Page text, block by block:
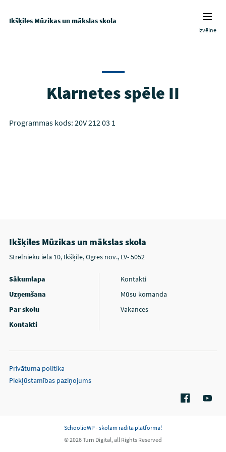
Ikšķiles Mūzikas un mākslas skola
Izvēlne
Klarnetes spēle II
Programmas kods: 20V 212 03 1
Ikšķiles Mūzikas un mākslas skola
Strēlnieku iela 10, Ikšķile, Ogres nov., LV- 5052
Sākumlapa
Uzņemšana
Par skolu
Kontakti
Kontakti
Mūsu komanda
Vakances
Privātuma politika
Piekļūstamības paziņojums
SchoolioWP - skolām radīta platforma!
© 2026 Turn Digital, all Rights Reserved